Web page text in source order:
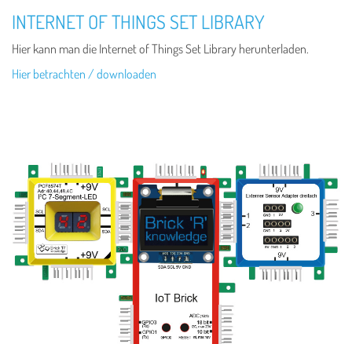
INTERNET OF THINGS SET LIBRARY
Hier kann man die Internet of Things Set Library herunterladen.
Hier betrachten / downloaden